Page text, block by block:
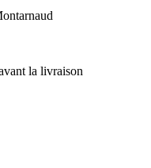
la livraison